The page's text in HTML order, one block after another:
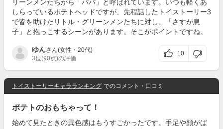
リーンメンたちから「パパ」と呼ばれています。いつも軽くあ
しらっているポテトヘッドですが、先程話したトイストーリー3
で皆を助けたリトル・グリーンメンたちに対し、「さすが息
子」と抱っこするシーンがあります。そこがポイントですね。
ゆんさん(女性・20代)
3位(90点)の評価
10
トイストーリーキャラランキング でのコメント・口コミ
ポテトのおもちゃって！
始めて見たときの異色感はもうすごかったです。手足や顔がば